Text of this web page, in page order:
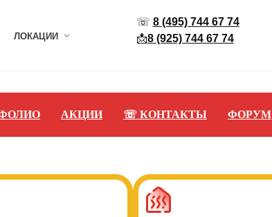
ЛОКАЦИИ
☏ 8 (495) 744 67 74
📩8 (925) 744 67 74
АКЦИИ ☏ КОНТАКТЫ ФОРУМ